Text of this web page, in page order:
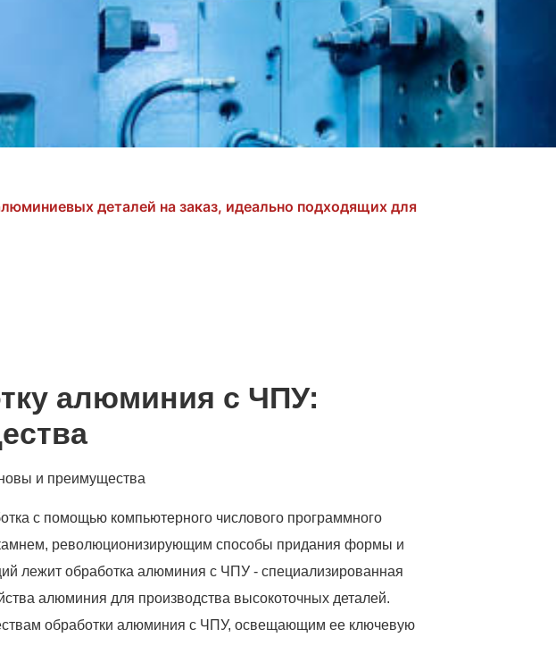
деталей на заказ, идеально подходящих для
алюминия с ЧПУ:
и преимущества
с помощью компьютерного числового программного
революционизирующим способы придания формы и
лежит обработка алюминия с ЧПУ - специализированная
алюминия для производства высокоточных деталей.
обработки алюминия с ЧПУ, освещающим ее ключевую